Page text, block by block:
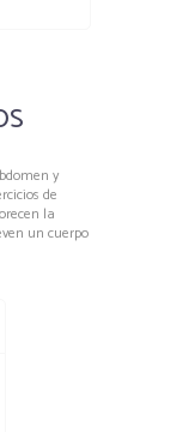
y
de
la
un cuerpo